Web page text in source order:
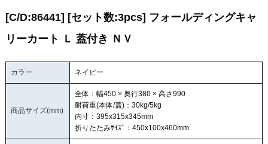
[C/D:86441] [セット数:3pcs] フォールディングキャ
リーカート Ｌ 蓋付き ＮＶ
カラー ネイビー
商品サイズ(mm)
全体：幅450 × 奥行380 × 高さ990
耐荷重(本体/蓋)：30kg/5kg
内寸：395x315x345mm
折りたたみｻｲｽﾞ：450x100x460mm